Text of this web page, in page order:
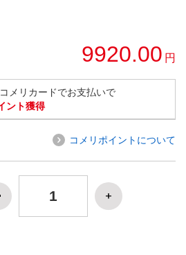
9920.00 円
メリカードでお支払いで
ント獲得
コメリポイントについて